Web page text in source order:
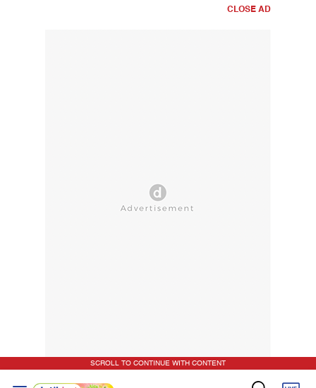
CLOSE AD
SCROLL TO CONTINUE WITH CONTENT